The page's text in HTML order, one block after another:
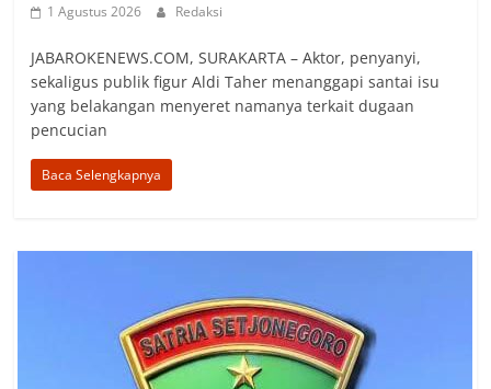
1 Agustus 2026 Redaksi
JABAROKENEWS.COM, SURAKARTA – Aktor, penyanyi,
sekaligus publik figur Aldi Taher menanggapi santai isu
yang belakangan menyeret namanya terkait dugaan
pencucian
Baca Selengkapnya